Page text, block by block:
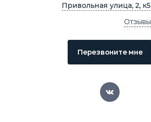
Привольная улица, 2, к5
Отзывы
Перезвоните мне